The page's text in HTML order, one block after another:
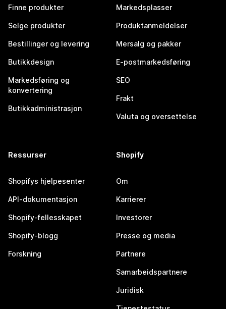
Finne produkter
Selge produkter
Bestillinger og levering
Butikkdesign
Markedsføring og
konvertering
Butikkadministrasjon
Markedsplasser
Produktanmeldelser
Mersalg og pakker
E-postmarkedsføring
SEO
Frakt
Valuta og oversettelse
Ressurser
Shopifys hjelpesenter
API-dokumentasjon
Shopify-fellesskapet
Shopify-blogg
Forskning
Shopify
Om
Karrierer
Investorer
Presse og media
Partnere
Samarbeidspartnere
Juridisk